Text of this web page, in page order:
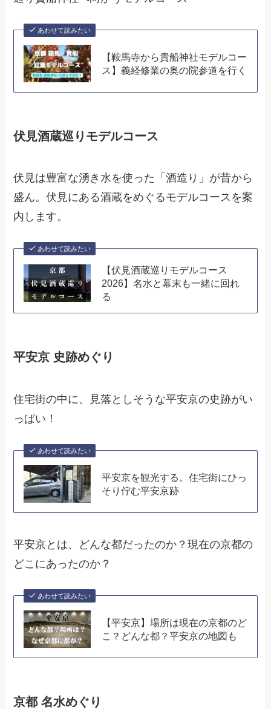
あわせて読みたい
【鞍馬寺から貴船神社モデルコー
ス】義経修業の奥の院参道を行く
伏見酒蔵巡りモデルコース
伏見は豊富な湧き水を使った「酒造り」が昔から
盛ん。伏見にある酒蔵をめぐるモデルコースを案
内します。
あわせて読みたい
【伏見酒蔵巡りモデルコース
2026】名水と幕末も一緒に回れ
る
平安京 史跡めぐり
住宅街の中に、見落としそうな平安京の史跡がい
っぱい！
あわせて読みたい
平安京を観光する。住宅街にひっ
そり佇む平安京跡
平安京とは、どんな都だったのか？現在の京都の
どこにあったのか？
あわせて読みたい
【平安京】場所は現在の京都のど
こ？どんな都？平安京の地図も
京都 名水めぐり